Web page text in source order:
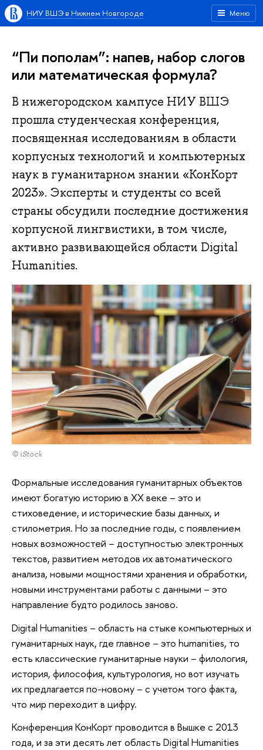
Меню
НИУ ВШЭ в Нижнем Новгороде
“Пи пополам”: напев, набор слогов
или математическая формула?
В нижегородском кампусе НИУ ВШЭ
прошла студенческая конференция,
посвященная исследованиям в области
корпусных технологий и компьютерных
наук в гуманитарном знании «КонКорт
2023». Эксперты и студенты со всей
страны обсудили последние достижения
корпусной лингвистики, в том числе,
активно развивающейся области Digital
Humanities.
© iStock
Формальные исследования гуманитарных объектов
имеют богатую историю в XX веке – это и
стиховедение, и исторические базы данных, и
стилометрия. Но за последние годы, с появлением
новых возможностей – доступностью электронных
текстов, развитием методов их автоматического
анализа, новыми мощностями хранения и обработки,
новыми инструментами работы с данными – это
направление будто родилось заново.
Digital Humanities – область на стыке компьютерных и
гуманитарных наук, где главное – это humanities, то
есть классические гуманитарные науки – филология,
история, философия, культурология, но вот изучать
их предлагается по-новому – с учетом того факта,
что мир переходит в цифру.
Конференция КонКорт проводится в Вышке с 2013
года, и за эти десять лет область Digital Humanities